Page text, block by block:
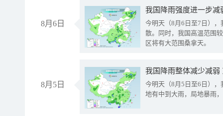
8月6日
今明天（8月6日至7日）
散。同时，我国高温范围
区将有大范围桑拿天。
8月5日
我国降雨整体减少减弱
今明天（8月5日至6日）
地有中到大雨，局地暴雨